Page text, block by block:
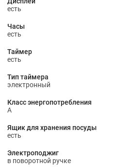
есть
Часы
есть
Таймер
есть
Тип таймера
электронный
Класс энергопотребления
A
Ящик для хранения посуды
есть
Электроподжиг
в поворотной ручке